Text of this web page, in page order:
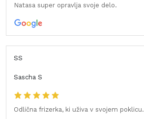
Natasa super opravlja svoje delo.
SS
Sascha S
Odlična frizerka, ki uživa v svojem poklicu.